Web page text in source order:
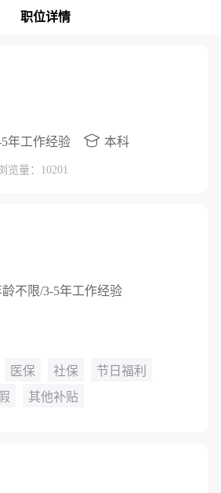
职位详情
5年工作经验 本科
览量：10201
不限/3-5年工作经验
医保 社保
节日福利
其他补贴